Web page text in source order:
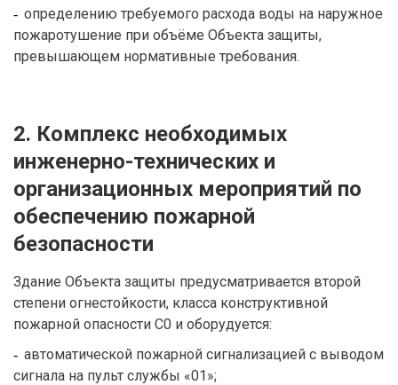
определению требуемого расхода воды на наружное
пожаротушение при объёме Объекта защиты,
превышающем нормативные требования.
2. Комплекс необходимых
инженерно-технических и
организационных мероприятий по
обеспечению пожарной
безопасности
Здание Объекта защиты предусматривается второй
степени огнестойкости, класса конструктивной
пожарной опасности С0 и оборудуется:
автоматической пожарной сигнализацией с выводом
сигнала на пульт службы «01»;